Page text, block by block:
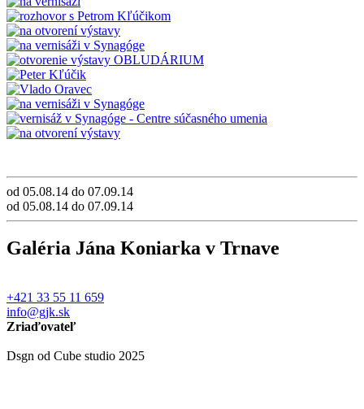
od 05.08.14 do 07.09.14
od 05.08.14 do 07.09.14
Galéria Jána Koniarka v Trnave
+421 33 55 11 659
info@gjk.sk
Zriaďovateľ
Dsgn od Cube studio 2025